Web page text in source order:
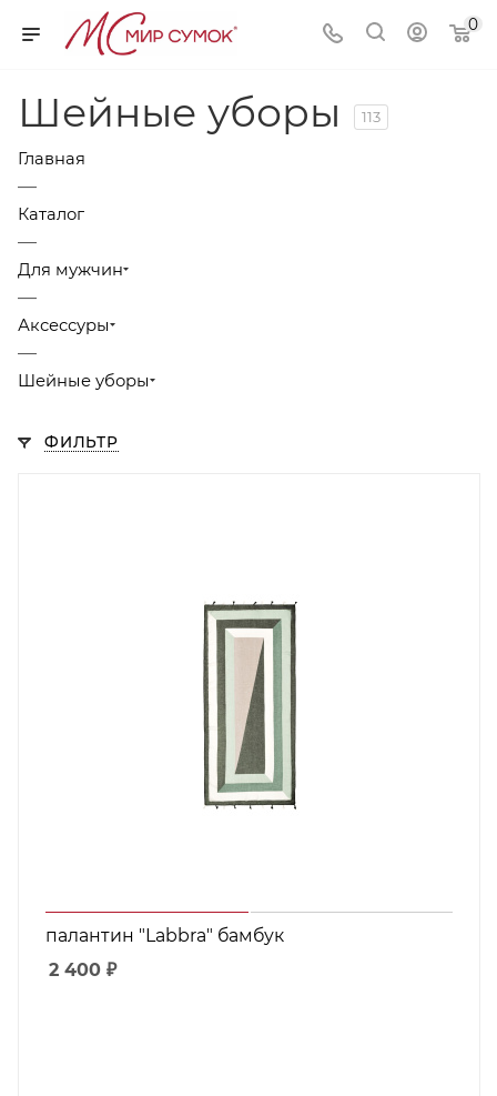
0
Шейные уборы 113
Главная
—
Каталог
—
Для мужчин
—
Аксессуры
—
Шейные уборы
ФИЛЬТР
палантин "Labbra" бамбук
2 400 ₽